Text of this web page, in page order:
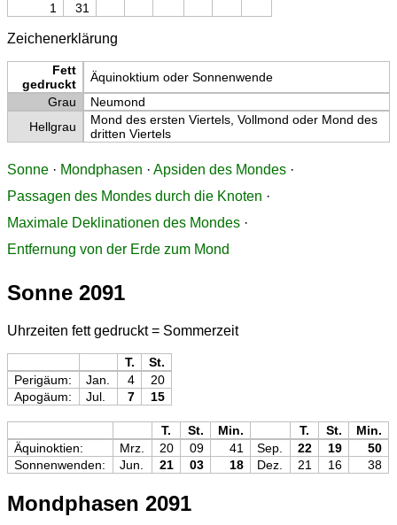
1
31
Zeichenerklärung
Fett
gedruckt
Äquinoktium oder Sonnenwende
Grau
Neumond
Hellgrau
Mond des ersten Viertels, Vollmond oder Mond des
dritten Viertels
Sonne · Mondphasen · Apsiden des Mondes ·
Passagen des Mondes durch die Knoten ·
Maximale Deklinationen des Mondes ·
Entfernung von der Erde zum Mond
Sonne 2091
Uhrzeiten fett gedruckt = Sommerzeit
T.
St.
Perigäum:
Jan. 4
20
Apogäum:
Jul. 7 15
T. St. Min. T. St.
Min.
Äquinoktien:
Mrz. 20 09 41 Sep. 22 19
50
Sonnenwenden:
Jun. 21 03 18 Dez. 21 16 38
Mondphasen 2091